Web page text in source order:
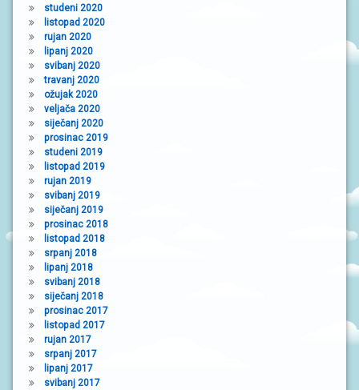
studeni 2020
listopad 2020
rujan 2020
lipanj 2020
svibanj 2020
travanj 2020
ožujak 2020
veljača 2020
siječanj 2020
prosinac 2019
studeni 2019
listopad 2019
rujan 2019
svibanj 2019
siječanj 2019
prosinac 2018
listopad 2018
srpanj 2018
lipanj 2018
svibanj 2018
siječanj 2018
prosinac 2017
listopad 2017
rujan 2017
srpanj 2017
lipanj 2017
svibanj 2017